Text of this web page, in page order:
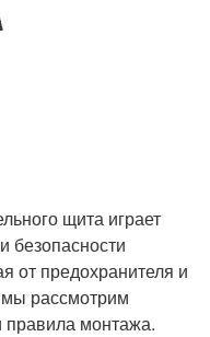
щита играет
безопасности
от предохранителя и
рассмотрим
монтажа.